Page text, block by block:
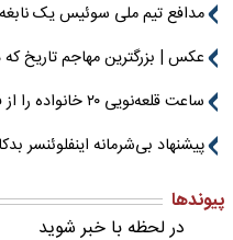
مدافع تیم ملی سوئیس یک
عکس | بزرگترین مهاجم تاریخ
ساعت قلعه‌نویی ۲۰ خانواده را از فلاکت نجات می‌دهد
پیشنهاد بی‌شرمانه اینفلوئنسر
پیوندها
در لحظه با خبر شوید